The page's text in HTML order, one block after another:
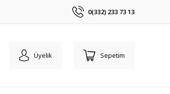
0(332) 233 73 13
Üyelik Sepetim